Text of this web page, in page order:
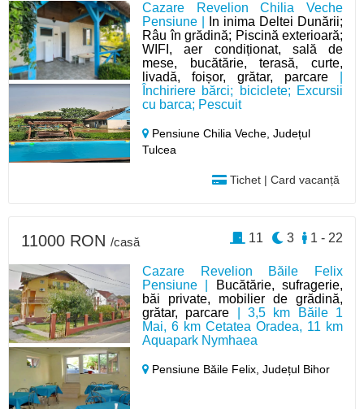
Cazare Revelion Chilia Veche
Pensiune |
In inima Deltei Dunării;
Râu în grădină; Piscină exterioară;
WIFI, aer condiționat, sală de
mese, bucătărie, terasă, curte,
livadă, foișor, grătar, parcare
Închiriere bărci; biciclete; Excursii
cu barca; Pescuit
Pensiune Chilia Veche,Județul
Tulcea
Tichet | Card vacanță
Cazare Revelion Băile Felix
Pensiune |
Bucătărie, sufragerie,
băi private, mobilier de grădină,
grătar, parcare | 3,5 km Băile 1
Mai, 6 km Cetatea Oradea, 11 km
Aquapark Nymhaea
Pensiune Băile Felix,Județul Bihor
11000 RON /casă 1 - 22
3
11